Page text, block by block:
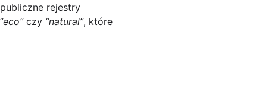
rejestry
“eco”czy “natural”, które